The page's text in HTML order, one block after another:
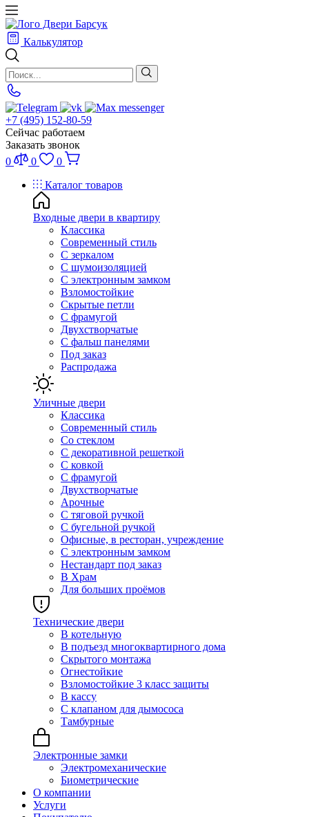
Калькулятор
+7 (495) 152-80-59
Сейчас работаем
Заказать звонок
0
0
0
Каталог товаров
Входные двери в квартиру
Классика
Современный стиль
С зеркалом
С шумоизоляцией
С электронным замком
Взломостойкие
Скрытые петли
С фрамугой
Двухстворчатые
С фальш панелями
Под заказ
Распродажа
Уличные двери
Классика
Современный стиль
Со стеклом
С декоративной решеткой
С ковкой
С фрамугой
Двухстворчатые
Арочные
С тяговой ручкой
С бугельной ручкой
Офисные, в ресторан, учреждение
С электронным замком
Нестандарт под заказ
В Храм
Для больших проёмов
Технические двери
В котельную
В подъезд многоквартирного дома
Скрытого монтажа
Огнестойкие
Взломостойкие 3 класс защиты
В кассу
С клапаном для дымососа
Тамбурные
Электронные замки
Электромеханические
Биометрические
О компании
Услуги